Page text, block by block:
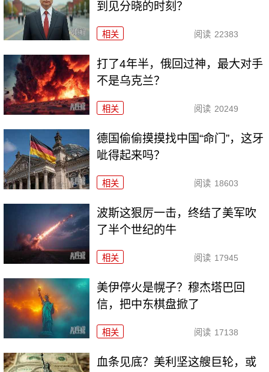
到见分晓的时刻？
相关 阅读 22383
打了4年半，俄回过神，最大对手
不是乌克兰？
相关 阅读 20249
德国偷偷摸摸找中国“命门”，这牙
呲得起来吗？
相关 阅读 18603
波斯这狠厉一击，终结了美军吹
了半个世纪的牛
相关 阅读 17945
美伊停火是幌子？穆杰塔巴回
信，把中东棋盘掀了
相关 阅读 17138
血条见底？美利坚这艘巨轮，或